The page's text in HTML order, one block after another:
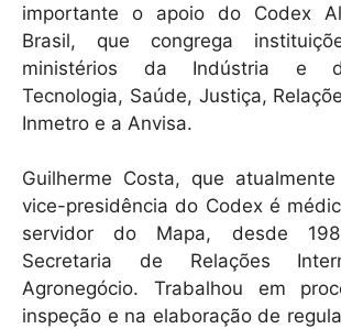
importante o apoio do Codex
Brasil, que congrega
ministérios da Indústria e
Tecnologia, Saúde, Justiça,
Inmetro e a Anvisa.
Guilherme Costa, que
vice-presidência do Codex é
servidor do Mapa, desde
Secretaria de Relações
Agronegócio. Trabalhou em
inspeção e na elaboração de